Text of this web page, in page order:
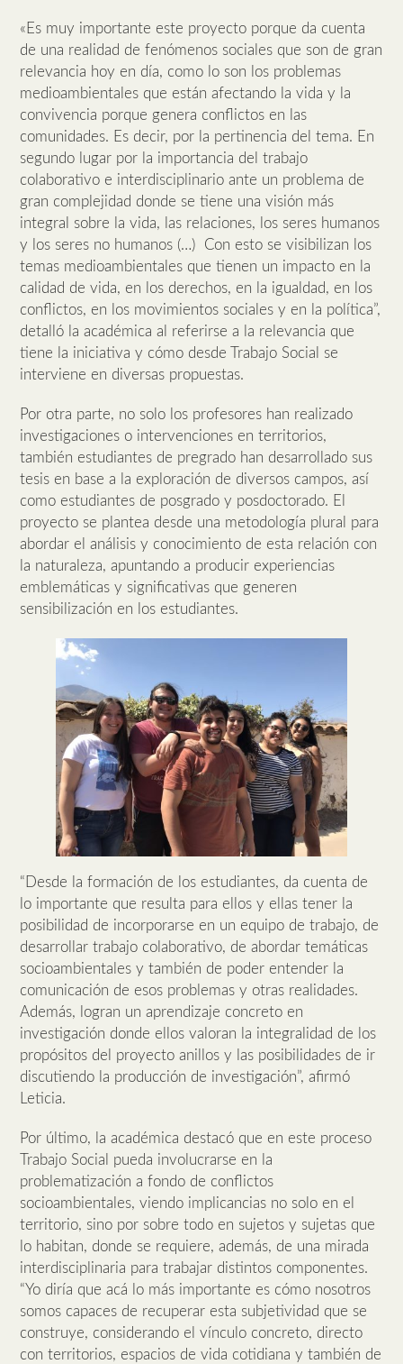
«Es muy importante este proyecto porque da cuenta
de una realidad de fenómenos sociales que son de gran
relevancia hoy en día, como lo son los problemas
medioambientales que están afectando la vida y la
convivencia porque genera conflictos en las
comunidades. Es decir, por la pertinencia del tema. En
segundo lugar por la importancia del trabajo
colaborativo e interdisciplinario ante un problema de
gran complejidad donde se tiene una visión más
integral sobre la vida, las relaciones, los seres humanos
y los seres no humanos (…) Con esto se visibilizan los
temas medioambientales que tienen un impacto en la
calidad de vida, en los derechos, en la igualdad, en los
conflictos, en los movimientos sociales y en la política”,
detalló la académica al referirse a la relevancia que
tiene la iniciativa y cómo desde Trabajo Social se
interviene en diversas propuestas.
Por otra parte, no solo los profesores han realizado
investigaciones o intervenciones en territorios,
también estudiantes de pregrado han desarrollado sus
tesis en base a la exploración de diversos campos, así
como estudiantes de posgrado y posdoctorado. El
proyecto se plantea desde una metodología plural para
abordar el análisis y conocimiento de esta relación con
la naturaleza, apuntando a producir experiencias
emblemáticas y significativas que generen
sensibilización en los estudiantes.
“Desde la formación de los estudiantes, da cuenta de
lo importante que resulta para ellos y ellas tener la
posibilidad de incorporarse en un equipo de trabajo, de
desarrollar trabajo colaborativo, de abordar temáticas
socioambientales y también de poder entender la
comunicación de esos problemas y otras realidades.
Además, logran un aprendizaje concreto en
investigación donde ellos valoran la integralidad de los
propósitos del proyecto anillos y las posibilidades de ir
discutiendo la producción de investigación”, afirmó
Leticia.
Por último, la académica destacó que en este proceso
Trabajo Social pueda involucrarse en la
problematización a fondo de conflictos
socioambientales, viendo implicancias no solo en el
territorio, sino por sobre todo en sujetos y sujetas que
lo habitan, donde se requiere, además, de una mirada
interdisciplinaria para trabajar distintos componentes.
“Yo diría que acá lo más importante es cómo nosotros
somos capaces de recuperar esta subjetividad que se
construye, considerando el vínculo concreto, directo
con territorios, espacios de vida cotidiana y también de